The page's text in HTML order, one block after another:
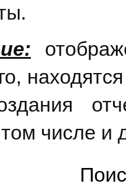
числе и